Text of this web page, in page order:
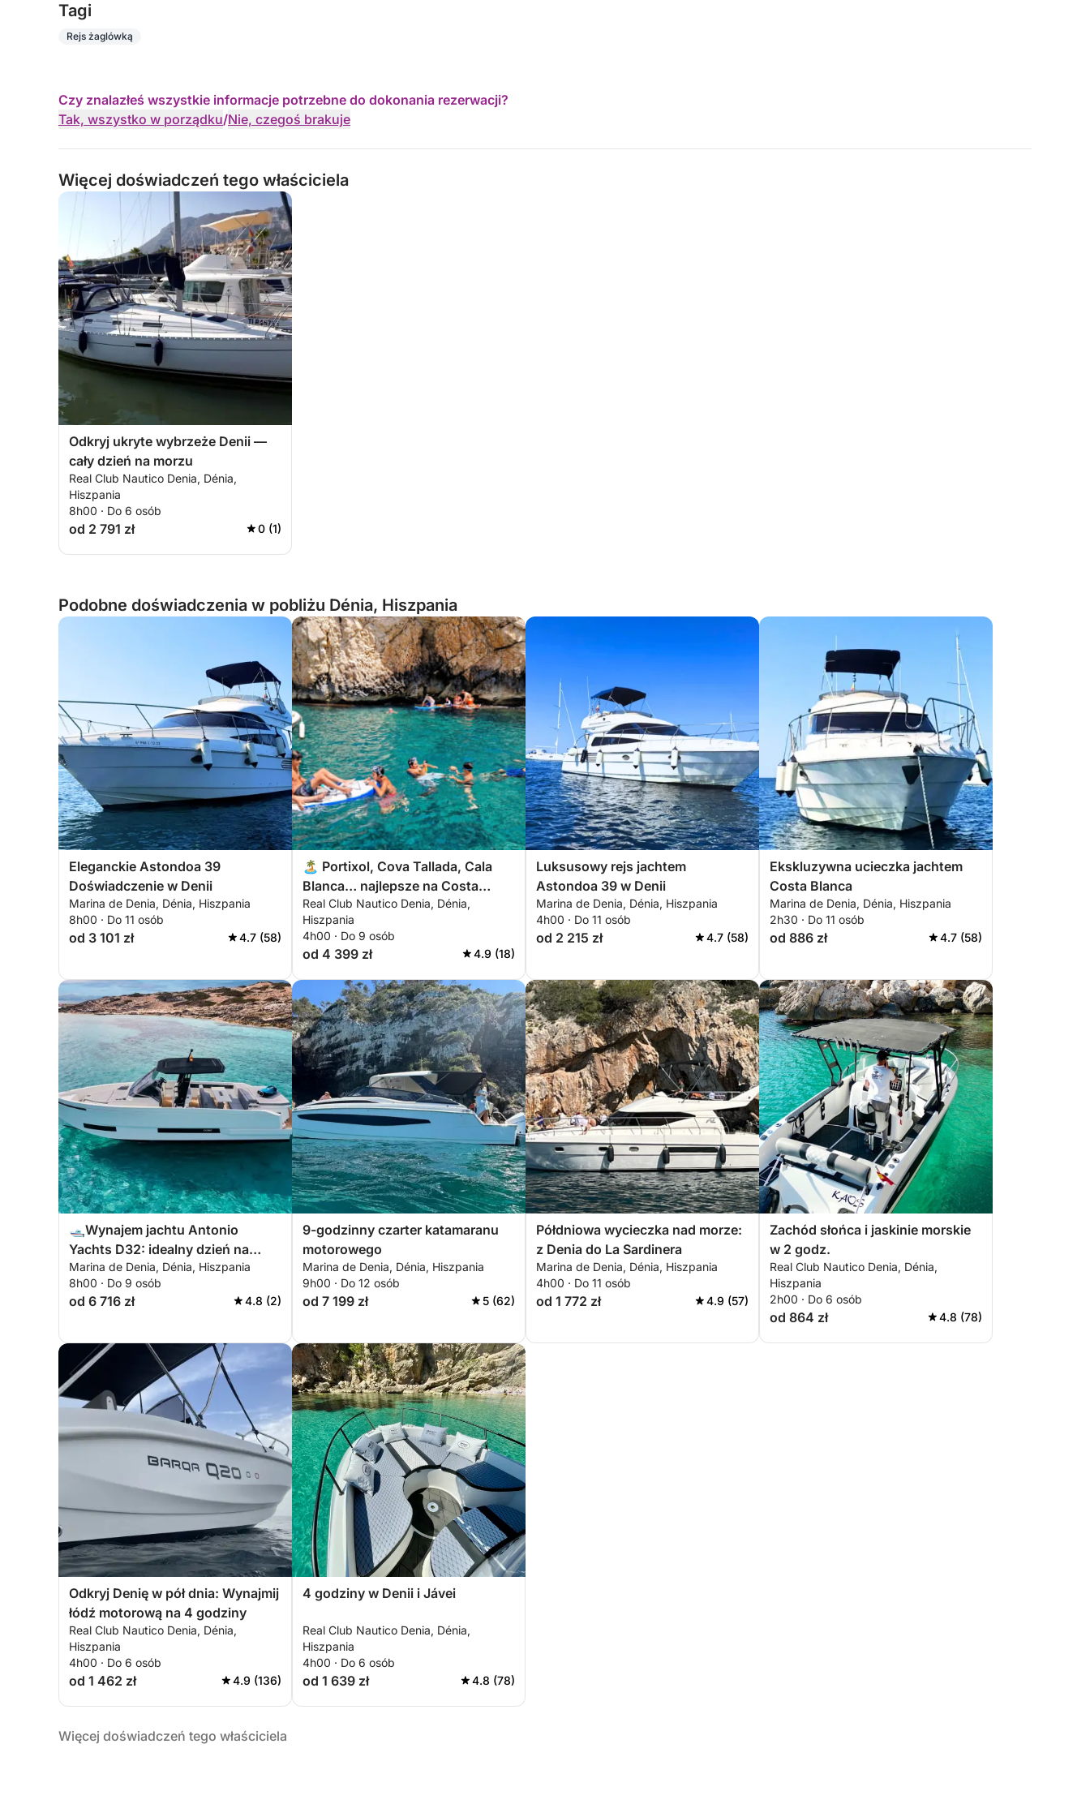
Tagi
Rejs żaglówką
Czy znalazłeś wszystkie informacje potrzebne do dokonania rezerwacji?
Tak, wszystko w porządku/Nie, czegoś brakuje
Więcej doświadczeń tego właściciela
Odkryj ukryte wybrzeże Denii —
cały dzień na morzu
Real Club Nautico Denia, Dénia,
Hiszpania
8h00 · Do 6 osób
od 2 791 zł 0 (1)
Podobne doświadczenia w pobliżu Dénia, Hiszpania
Eleganckie Astondoa 39
Doświadczenie w Denii
Marina de Denia, Dénia, Hiszpania
8h00 · Do 11 osób
od 3 101 zł 4.7 (58)
🏝️ Portixol, Cova Tallada, Cala
Blanca… najlepsze na Costa
Blanca w 4 godziny
Real Club Nautico Denia, Dénia,
Hiszpania
4h00 · Do 9 osób
od 4 399 zł 4.9 (18)
Luksusowy rejs jachtem
Astondoa 39 w Denii
Marina de Denia, Dénia, Hiszpania
4h00 · Do 11 osób
od 2 215 zł 4.7 (58)
Ekskluzywna ucieczka jachtem
Costa Blanca
Marina de Denia, Dénia, Hiszpania
2h30 · Do 11 osób
od 886 zł 4.7 (58)
🛥️Wynajem jachtu Antonio
Yachts D32: idealny dzień na
Costa Blanca
Marina de Denia, Dénia, Hiszpania
8h00 · Do 9 osób
od 6 716 zł 4.8 (2)
9-godzinny czarter katamaranu
motorowego
Marina de Denia, Dénia, Hiszpania
9h00 · Do 12 osób
od 7 199 zł 5 (62)
Półdniowa wycieczka nad morze:
z Denia do La Sardinera
Marina de Denia, Dénia, Hiszpania
4h00 · Do 11 osób
od 1 772 zł 4.9 (57)
Zachód słońca i jaskinie morskie
w 2 godz.
Real Club Nautico Denia, Dénia,
Hiszpania
2h00 · Do 6 osób
od 864 zł 4.8 (78)
Odkryj Denię w pół dnia: Wynajmij
łódź motorową na 4 godziny
Real Club Nautico Denia, Dénia,
Hiszpania
4h00 · Do 6 osób
od 1 462 zł 4.9 (136)
4 godziny w Denii i Jávei
Real Club Nautico Denia, Dénia,
Hiszpania
4h00 · Do 6 osób
od 1 639 zł 4.8 (78)
Więcej doświadczeń tego właściciela